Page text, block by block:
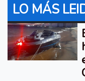
LO MÁS